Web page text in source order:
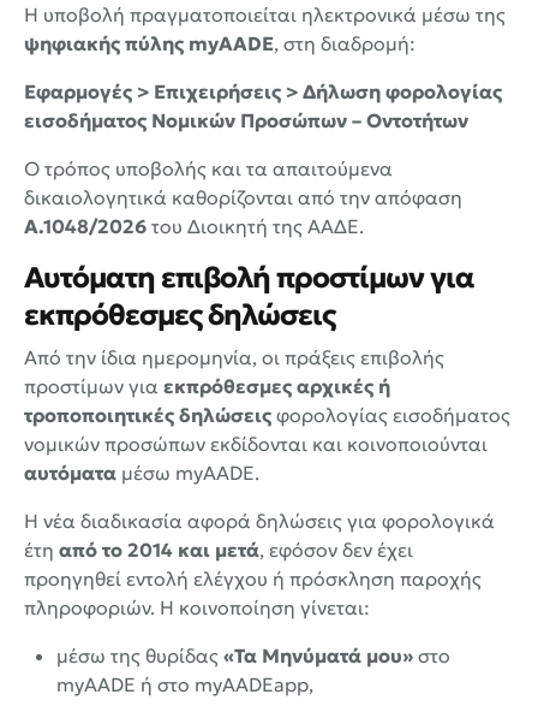
Η υποβολή πραγματοποιείται ηλεκτρονικά μέσω της
ψηφιακής πύλης myAADE, στη διαδρομή:
Εφαρμογές > Επιχειρήσεις > Δήλωση φορολογίας
εισοδήματος Νομικών Προσώπων – Οντοτήτων
Ο τρόπος υποβολής και τα απαιτούμενα
δικαιολογητικά καθορίζονται από την απόφαση
Α.1048/2026 του Διοικητή της ΑΑΔΕ.
Αυτόματη επιβολή προστίμων για
εκπρόθεσμες δηλώσεις
Από την ίδια ημερομηνία, οι πράξεις επιβολής
προστίμων για εκπρόθεσμες αρχικές ή
τροποποιητικές δηλώσεις φορολογίας εισοδήματος
νομικών προσώπων εκδίδονται και κοινοποιούνται
αυτόματα μέσω myAADE.
Η νέα διαδικασία αφορά δηλώσεις για φορολογικά
έτη από το 2014 και μετά, εφόσον δεν έχει
προηγηθεί εντολή ελέγχου ή πρόσκληση παροχής
πληροφοριών. Η κοινοποίηση γίνεται:
μέσω της θυρίδας«Τα Μηνύματά μου» στο
myAADE ή στο myAADEapp,